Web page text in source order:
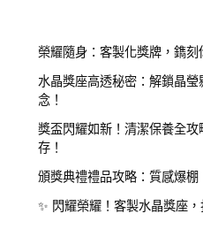
榮耀隨身：客製化獎牌，鐫刻
水晶獎座高透秘密：解鎖晶
念！
獎盃閃耀如新！清潔保養全
存！
頒獎典禮禮品攻略：質感爆
✨ 閃耀榮耀！客製水晶獎座